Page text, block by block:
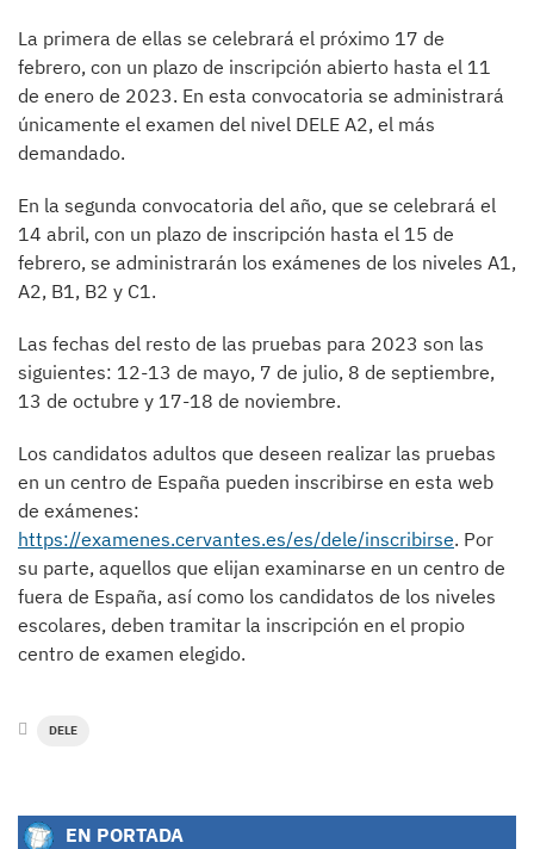
La primera de ellas se celebrará el próximo 17 de
febrero, con un plazo de inscripción abierto hasta el 11
de enero de 2023. En esta convocatoria se administrará
únicamente el examen del nivel DELE A2, el más
demandado.
En la segunda convocatoria del año, que se celebrará el
14 abril, con un plazo de inscripción hasta el 15 de
febrero, se administrarán los exámenes de los niveles A1,
A2, B1, B2 y C1.
Las fechas del resto de las pruebas para 2023 son las
siguientes: 12-13 de mayo, 7 de julio, 8 de septiembre,
13 de octubre y 17-18 de noviembre.
Los candidatos adultos que deseen realizar las pruebas
en un centro de España pueden inscribirse en esta web
de exámenes:
https://examenes.cervantes.es/es/dele/inscribirse. Por
su parte, aquellos que elijan examinarse en un centro de
fuera de España, así como los candidatos de los niveles
escolares, deben tramitar la inscripción en el propio
centro de examen elegido.
DELE
EN PORTADA